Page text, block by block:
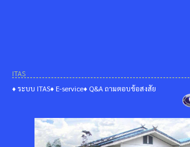
ITAS
♦ ระบบ ITAS♦ E-service♦ Q&A ถามตอบข้อสงสัย